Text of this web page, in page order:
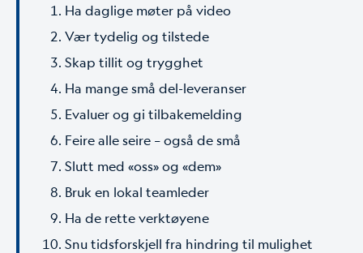
Ha daglige møter på video
Vær tydelig og tilstede
Skap tillit og trygghet
Ha mange små del-leveranser
Evaluer og gi tilbakemelding
Feire alle seire – også de små
Slutt med «oss» og «dem»
Bruk en lokal teamleder
Ha de rette verktøyene
Snu tidsforskjell fra hindring til mulighet